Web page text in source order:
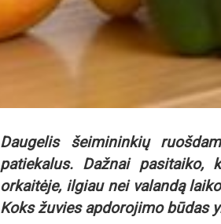
Daugelis šeimininkių
patiekalus. Dažnai pasitaiko,
orkaitėje, ilgiau nei valandą
Koks žuvies apdorojimo būdas